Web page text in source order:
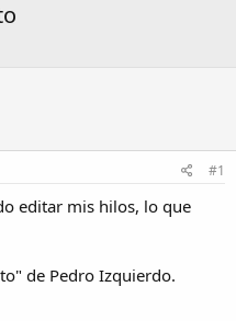
#1
editar mis hilos, lo que
de Pedro Izquierdo.